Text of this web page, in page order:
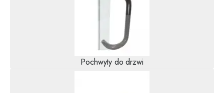
Pochwyty do drzwi